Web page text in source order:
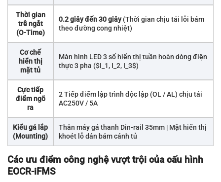
Thời gian
trễ ngắt
(O-Time)
0.2 giây đến 30 giây(Thời gian chịu tải lỗi bám
theo đường cong nhiệt)
Cơ chế
hiển thị
mặt tủ
Màn hình LED 3 số hiển thị tuần hoàn dòng điện
thực 3 pha ($I_1, I_2, I_3$)
Cực tiếp
điểm ngõ
ra
2 Tiếp điểm lập trình độc lập (OL / AL) chịu tải
AC250V / 5A
Kiểu gá lắp
(Mounting)
Thân máy gá thanh Din-rail 35mm | Mặt hiển thị
khoét lỗ dán bám cánh tủ
Các ưu điểm công nghệ vượt trội của cấu hình
EOCR-iFMS